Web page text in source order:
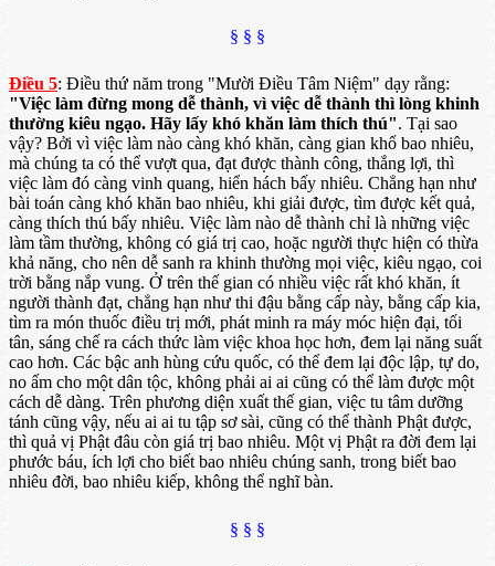
§ § §
Điều 5: Điều thứ năm trong "Mười Điều Tâm Niệm" dạy rằng:
"Việc làm đừng mong dễ thành, vì việc dễ thành thì lòng khinh
thường kiêu ngạo. Hãy lấy khó khăn làm thích thú". Tại sao
vậy? Bởi vì việc làm nào càng khó khăn, càng gian khổ bao nhiêu,
mà chúng ta có thể vượt qua, đạt được thành công, thắng lợi, thì
việc làm đó càng vinh quang, hiển hách bấy nhiêu. Chẳng hạn như
bài toán càng khó khăn bao nhiêu, khi giải được, tìm được kết quả,
càng thích thú bấy nhiêu. Việc làm nào dễ thành chỉ là những việc
làm tầm thường, không có giá trị cao, hoặc người thực hiện có thừa
khả năng, cho nên dễ sanh ra khinh thường mọi việc, kiêu ngạo, coi
trời bằng nắp vung. Ở trên thế gian có nhiều việc rất khó khăn, ít
người thành đạt, chẳng hạn như thi đậu bằng cấp này, bằng cấp kia,
tìm ra món thuốc điều trị mới, phát minh ra máy móc hiện đại, tối
tân, sáng chế ra cách thức làm việc khoa học hơn, đem lại năng suất
cao hơn. Các bậc anh hùng cứu quốc, có thể đem lại độc lập, tự do,
no ấm cho một dân tộc, không phải ai ai cũng có thể làm được một
cách dễ dàng. Trên phương diện xuất thế gian, việc tu tâm dưỡng
tánh cũng vậy, nếu ai ai tu tập sơ sài, cũng có thể thành Phật được,
thì quả vị Phật đâu còn giá trị bao nhiêu. Một vị Phật ra đời đem lại
phước báu, ích lợi cho biết bao nhiêu chúng sanh, trong biết bao
nhiêu đời, bao nhiêu kiếp, không thể nghĩ bàn.
§ § §